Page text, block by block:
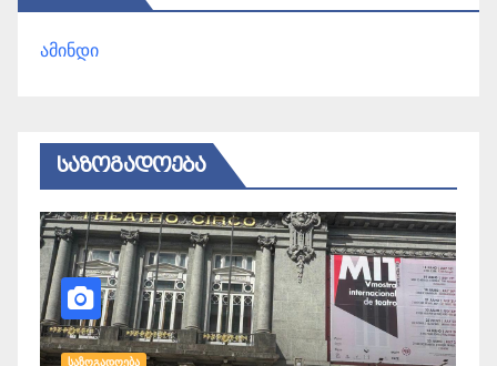
ამინდი
ᲡᲐᲖᲝᲒᲐᲓᲝᲔᲑᲐ
ᲡᲐᲖᲝᲒᲐᲓᲝᲔᲑᲐ